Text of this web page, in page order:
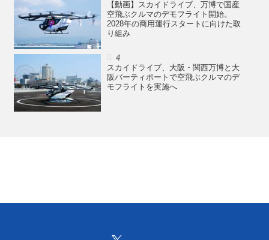
【動画】スカイドライブ、万博で国産
空飛ぶクルマのデモフライト開始。
2028年の商用運行スタートに向けた取
り組み
スカイドライブ、大阪・関西万博と大
阪バーティポートで空飛ぶクルマのデ
モフライトを実施へ